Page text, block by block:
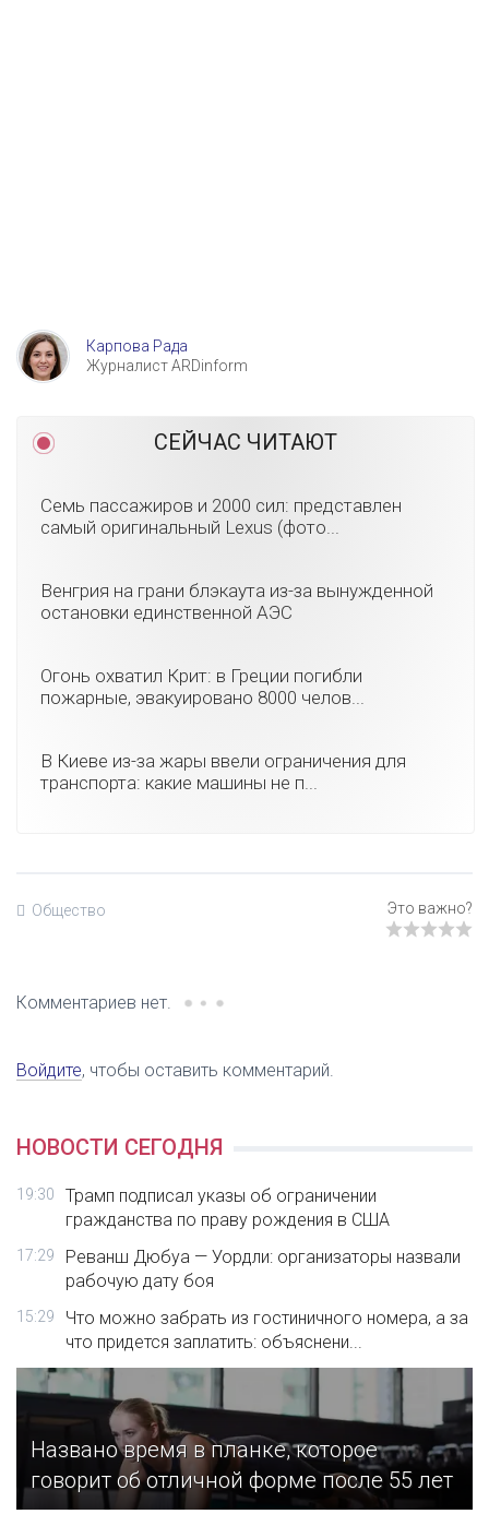
Карпова Рада
Журналист ARDinform
СЕЙЧАС ЧИТАЮТ
Семь пассажиров и 2000 сил: представлен
самый оригинальный Lexus (фото...
Венгрия на грани блэкаута из-за вынужденной
остановки единственной АЭС
Огонь охватил Крит: в Греции погибли
пожарные, эвакуировано 8000 челов...
В Киеве из-за жары ввели ограничения для
транспорта: какие машины не п...
Общество
Комментариев нет.
Войдите, чтобы оставить комментарий.
НОВОСТИ СЕГОДНЯ
19:30
Трамп подписал указы об ограничении
гражданства по праву рождения в США
17:29
Реванш Дюбуа — Уордли: организаторы назвали
рабочую дату боя
15:29
Что можно забрать из гостиничного номера, а за
что придется заплатить: объяснени...
Названо время в планке, которое
говорит об отличной форме после 55 лет